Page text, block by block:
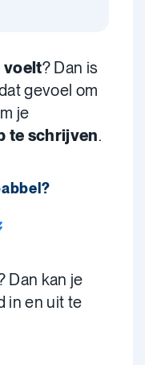
voelt? Dan is
gevoel om
je
te schrijven.
Dan kan je
in en uit te